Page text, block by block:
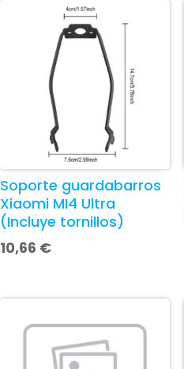
Soporte guardabarros
Xiaomi MI4 Ultra
(Incluye tornillos)
10,66 €